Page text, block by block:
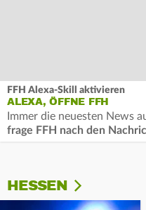
FFH Alexa-Skill aktivieren
ALEXA, ÖFFNE FFH
Immer die neuesten News
frage FFH nach den
HESSEN